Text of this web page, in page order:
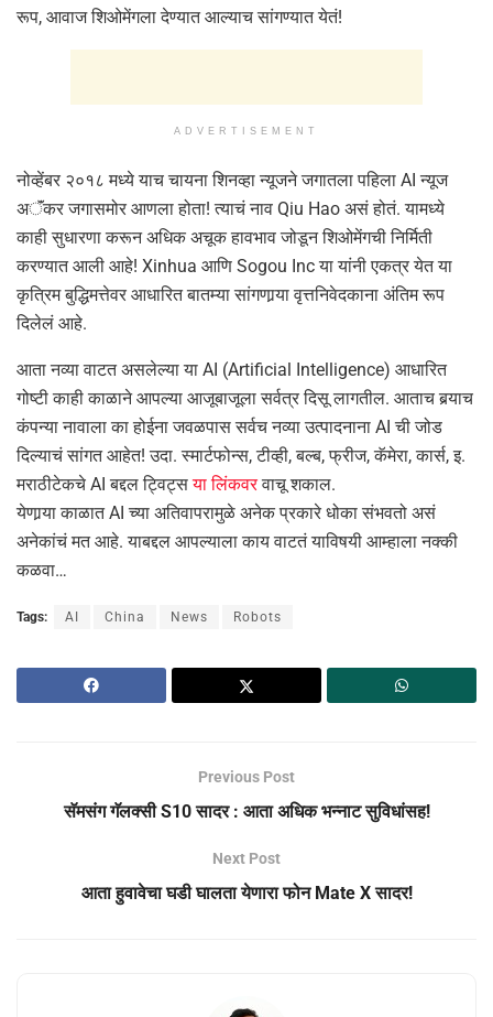
रूप, आवाज शिओमेंगला देण्यात आल्याच सांगण्यात येतं!
ADVERTISEMENT
नोव्हेंबर २०१८ मध्ये याच चायना शिनव्हा न्यूजने जगातला पहिला AI न्यूज
अॅंकर जगासमोर आणला होता! त्याचं नाव Qiu Hao असं होतं. यामध्ये
काही सुधारणा करून अधिक अचूक हावभाव जोडून शिओमेंगची निर्मिती
करण्यात आली आहे! Xinhua आणि Sogou Inc या यांनी एकत्र येत या
कृत्रिम बुद्धिमत्तेवर आधारित बातम्या सांगणार्‍या वृत्तनिवेदकाना अंतिम रूप
दिलेलं आहे.
आता नव्या वाटत असलेल्या या AI (Artificial Intelligence) आधारित
गोष्टी काही काळाने आपल्या आजूबाजूला सर्वत्र दिसू लागतील. आताच बर्‍याच
कंपन्या नावाला का होईना जवळपास सर्वच नव्या उत्पादनाना AI ची जोड
दिल्याचं सांगत आहेत! उदा. स्मार्टफोन्स, टीव्ही, बल्ब, फ्रीज, कॅमेरा, कार्स, इ.
मराठीटेकचे AI बद्दल ट्विट्सया लिंकवरवाचू शकाल.
येणार्‍या काळात AI च्या अतिवापरामुळे अनेक प्रकारे धोका संभवतो असं
अनेकांचं मत आहे. याबद्दल आपल्याला काय वाटतं याविषयी आम्हाला नक्की
कळवा…
Tags: AI China News Robots
Previous Post
सॅमसंग गॅलक्सी S10 सादर : आता अधिक भन्नाट सुविधांसह!
Next Post
आता हुवावेचा घडी घालता येणारा फोन Mate X सादर!